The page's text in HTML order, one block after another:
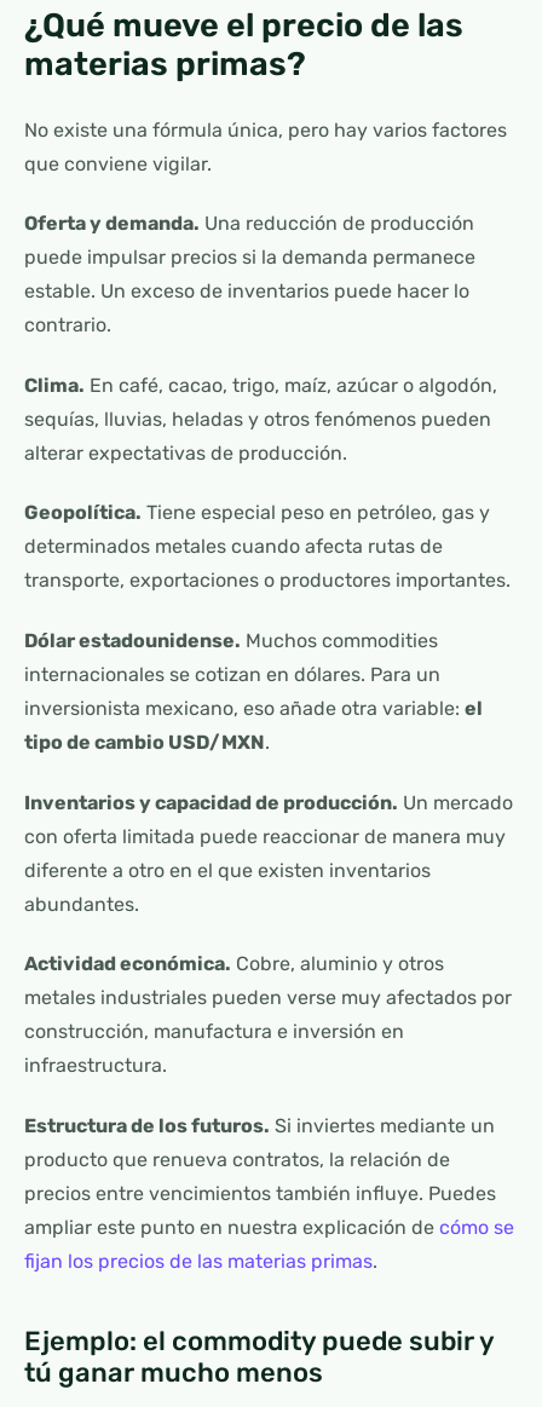
¿Qué mueve el precio de las
materias primas?
No existe una fórmula única, pero hay varios factores
que conviene vigilar.
Oferta y demanda. Una reducción de producción
puede impulsar precios si la demanda permanece
estable. Un exceso de inventarios puede hacer lo
contrario.
Clima. En café, cacao, trigo, maíz, azúcar o algodón,
sequías, lluvias, heladas y otros fenómenos pueden
alterar expectativas de producción.
Geopolítica. Tiene especial peso en petróleo, gas y
determinados metales cuando afecta rutas de
transporte, exportaciones o productores importantes.
Dólar estadounidense. Muchos commodities
internacionales se cotizan en dólares. Para un
inversionista mexicano, eso añade otra variable: el
tipo de cambio USD/MXN.
Inventarios y capacidad de producción. Un mercado
con oferta limitada puede reaccionar de manera muy
diferente a otro en el que existen inventarios
abundantes.
Actividad económica. Cobre, aluminio y otros
metales industriales pueden verse muy afectados por
construcción, manufactura e inversión en
infraestructura.
Estructura de los futuros. Si inviertes mediante un
producto que renueva contratos, la relación de
precios entre vencimientos también influye. Puedes
ampliar este punto en nuestra explicación de cómo se
fijan los precios de las materias primas.
Ejemplo: el commodity puede subir y
tú ganar mucho menos